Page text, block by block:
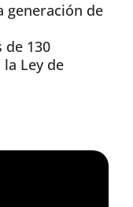
generación de
130
Ley de